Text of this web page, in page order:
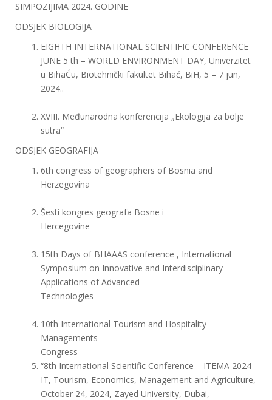
SIMPOZIJIMA 2024. GODINE
ODSJEK BIOLOGIJA
EIGHTH INTERNATIONAL SCIENTIFIC CONFERENCE
JUNE 5 th – WORLD ENVIRONMENT DAY, Univerzitet
u BihaĆu, Biotehnički fakultet Bihać, BiH, 5 – 7 jun,
2024..
XVIII. Međunarodna konferencija „Ekologija za bolje
sutra“
ODSJEK GEOGRAFIJA
6th congress of geographers of Bosnia and
Herzegovina
Šesti kongres geografa Bosne i
Hercegovine
15th Days of BHAAAS conference , International
Symposium on Innovative and Interdisciplinary
Applications of Advanced
Technologies
10th International Tourism and Hospitality
Managements
Congress
“8th International Scientific Conference – ITEMA 2024
IT, Tourism, Economics, Management and Agriculture,
October 24, 2024, Zayed University, Dubai,